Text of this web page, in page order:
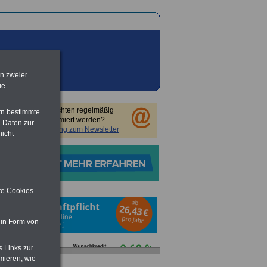
Sie möchten regelmäßig
informiert werden?
Anmeldung zum Newsletter
zweier
bestimmte
Daten zur
Cookies
Form von
Links zur
wie